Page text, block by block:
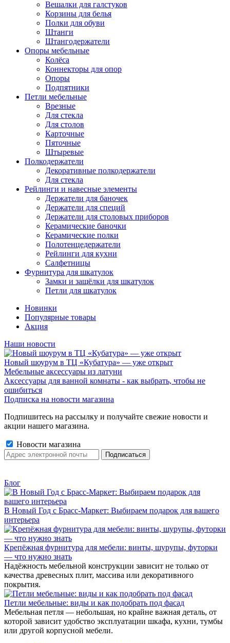
Вешалки для галстуков
Корзины для белья
Полки для обуви
Штанги
Штангодержатели
Опоры мебельные
Колёса
Коннекторы для опор
Опоры
Подпятники
Петли мебельные
Врезные
Для стекла
Для столов
Карточные
Пяточные
Штыревые
Полкодержатели
Декоративные полкодержатели
Для стекла
Рейлинги и навесные элементы
Держатели для баночек
Держатели для специй
Держатели для столовых приборов
Керамические баночки
Керамические полки
Полотенцедержатели
Рейлинги для кухни
Салфетницы
Фурнитура для шкатулок
Замки и защёлки для шкатулок
Петли для шкатулок
Новинки
Популярные товары
Акция
Наши новости
Новый шоурум в ТЦ «Кубатура» — уже открыт
Мебельные аксессуары из латуни
Аксессуары для ванной комнаты - как выбрать, чтобы не
ошибиться
Подписка на новости магазина
Подпишитесь на рассылку и получайте свежие новости и
акции нашего магазина.
Новости магазина
Блог
В Новый Год с Брасс-Маркет: Выбираем подарок для вашего
интерьера
Крепёжная фурнитура для мебели: винты, шурупы, футорки
— что нужно знать
Надёжность мебельной конструкции зависит не только от
качества древесных плит, массива или декоративного
покрытия.
Петли мебельные: виды и как подобрать под фасад
Мебельная петля — небольшая, но крайне важная деталь, от
которой зависит удобство эксплуатации шкафа, кухни, тумбы
или другой корпусной мебели.